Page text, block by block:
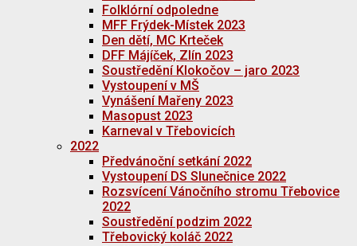
Folklórní odpoledne
MFF Frýdek-Místek 2023
Den dětí, MC Krteček
DFF Májíček, Zlín 2023
Soustředění Klokočov – jaro 2023
Vystoupení v MŠ
Vynášení Mařeny 2023
Masopust 2023
Karneval v Třebovicích
2022
Předvánoční setkání 2022
Vystoupení DS Slunečnice 2022
Rozsvícení Vánočního stromu Třebovice
2022
Soustředění podzim 2022
Třebovický koláč 2022